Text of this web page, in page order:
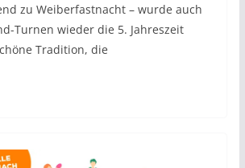
zu Weiberfastnacht – wurde auch
Turnen wieder die 5. Jahreszeit
Tradition, die